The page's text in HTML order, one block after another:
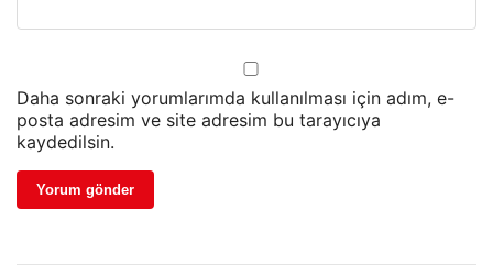
Daha sonraki yorumlarımda kullanılması için adım, e-
posta adresim ve site adresim bu tarayıcıya
kaydedilsin.